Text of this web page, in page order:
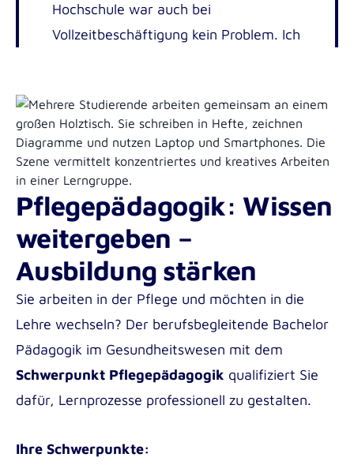
Hochschule war auch bei
Vollzeitbeschäftigung kein Problem. Ich
Pflegepädagogik: Wissen
weitergeben –
Ausbildung stärken
Sie arbeiten in der Pflege und möchten in die
Lehre wechseln? Der berufsbegleitende Bachelor
Pädagogik im Gesundheitswesen mit dem
Schwerpunkt Pflegepädagogik qualifiziert Sie
dafür, Lernprozesse professionell zu gestalten.
Ihre Schwerpunkte: